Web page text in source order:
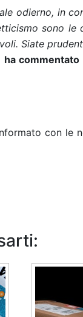
odierno, in
sono le
Siate
ha commentato
con le